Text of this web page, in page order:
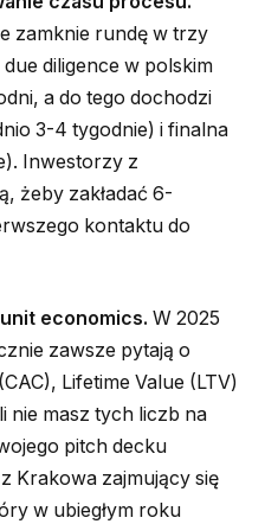
zamknie rundę w trzy
diligence w polskim
a do tego dochodzi
3-4 tygodnie) i finalna
Inwestorzy z
żeby zakładać 6-
kontaktu do
economics. W 2025
zawsze pytają o
Lifetime Value (LTV)
nie masz tych liczb na
pitch decku
Krakowa zajmujący się
w ubiegłym roku